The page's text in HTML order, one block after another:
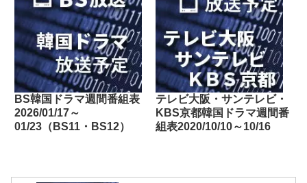
バテレ・tvk・テレビ大
阪・サンテレビ・KBS京
都・テレビ愛知・テレビ北
海道）
BS韓国ドラマ週間番組表
2026/01/17～
01/23（BS11・BS12）
テレビ大阪・サンテレビ・
KBS京都韓国ドラマ週間番
組表2020/10/10～10/16